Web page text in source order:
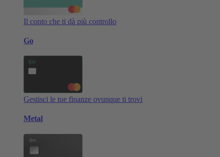
Il conto che ti dà più controllo
Go
Gestisci le tue finanze ovunque ti trovi
Metal